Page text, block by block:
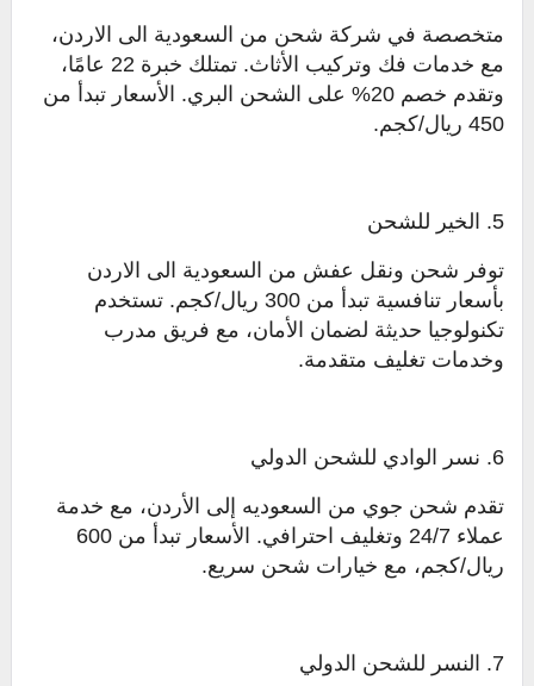
متخصصة في شركة شحن من السعودية الى الاردن،
مع خدمات فك وتركيب الأثاث. تمتلك خبرة 22 عامًا،
وتقدم خصم 20% على الشحن البري. الأسعار تبدأ من
450 ريال/كجم.
5. الخير للشحن
توفر شحن ونقل عفش من السعودية الى الاردن
بأسعار تنافسية تبدأ من 300 ريال/كجم. تستخدم
تكنولوجيا حديثة لضمان الأمان، مع فريق مدرب
وخدمات تغليف متقدمة.
6. نسر الوادي للشحن الدولي
تقدم شحن جوي من السعوديه إلى الأردن، مع خدمة
عملاء 24/7 وتغليف احترافي. الأسعار تبدأ من 600
ريال/كجم، مع خيارات شحن سريع.
7. النسر للشحن الدولي